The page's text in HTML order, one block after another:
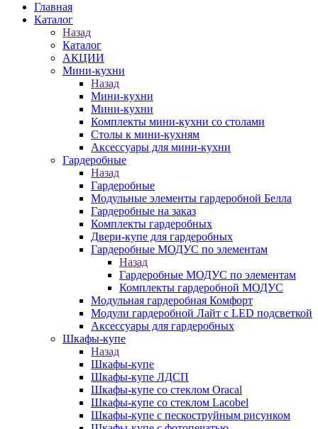
Главная
Каталог
Назад
Каталог
АКЦИИ
Мини-кухни
Назад
Мини-кухни
Мини-кухни
Комплекты мини-кухни со столами
Столы к мини-кухням
Аксессуары для мини-кухни
Гардеробные
Назад
Гардеробные
Модульные элементы гардеробной Белла
Гардеробные на заказ
Комплекты гардеробных
Двери-купе для гардеробных
Гардеробные МОДУС по элементам
Назад
Гардеробные МОДУС по элементам
Комплекты гардеробной МОДУС
Модульная гардеробная Комфорт
Модули гардеробной Лайт с LED подсветкой
Аксессуары для гардеробных
Шкафы-купе
Назад
Шкафы-купе
Шкафы-купе ЛДСП
Шкафы-купе со стеклом Oracal
Шкафы-купе со стеклом Lacobel
Шкафы-купе с пескоструйным рисунком